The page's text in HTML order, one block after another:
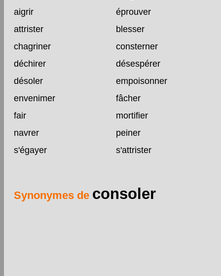
aigrir
éprouver
attrister
blesser
chagriner
consterner
déchirer
désespérer
désoler
empoisonner
envenimer
fâcher
fair
mortifier
navrer
peiner
s'égayer
s'attrister
Synonymes de consoler